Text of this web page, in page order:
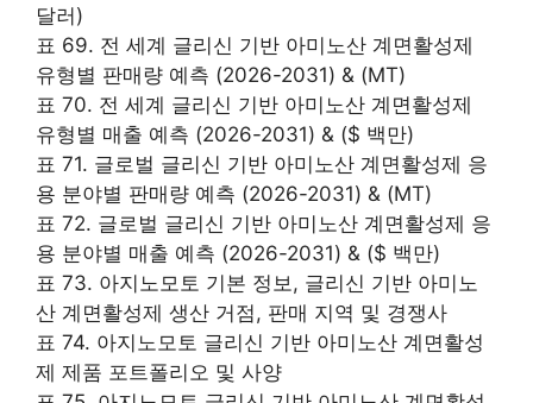
달러)
표 69. 전 세계 글리신 기반 아미노산 계면활성제
유형별 판매량 예측 (2026-2031) & (MT)
표 70. 전 세계 글리신 기반 아미노산 계면활성제
유형별 매출 예측 (2026-2031) & ($ 백만)
표 71. 글로벌 글리신 기반 아미노산 계면활성제 응
용 분야별 판매량 예측 (2026-2031) & (MT)
표 72. 글로벌 글리신 기반 아미노산 계면활성제 응
용 분야별 매출 예측 (2026-2031) & ($ 백만)
표 73. 아지노모토 기본 정보, 글리신 기반 아미노
산 계면활성제 생산 거점, 판매 지역 및 경쟁사
표 74. 아지노모토 글리신 기반 아미노산 계면활성
제 제품 포트폴리오 및 사양